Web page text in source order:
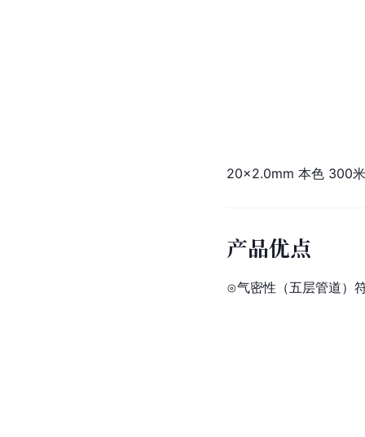
20×2.0mm 本色 300
产品优点
⊙气密性（五层管道）